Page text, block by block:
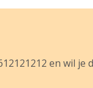
en wil je